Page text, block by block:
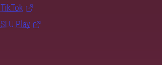
TikTok
SLU Play